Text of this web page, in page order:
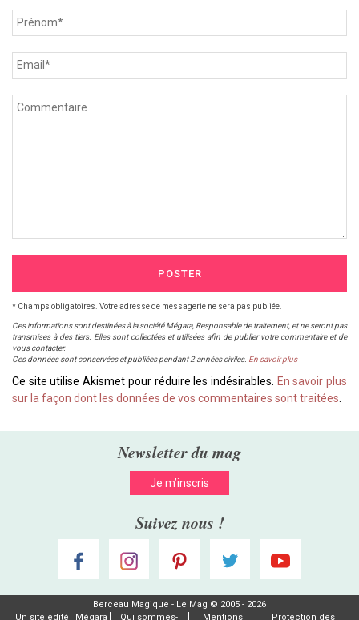
POSTER
* Champs obligatoires. Votre adresse de messagerie ne sera pas publiée.
Ces informations sont destinées à la société Mégara, Responsable de traitement, et ne seront pas
transmises à des tiers. Elles sont collectées et utilisées afin de publier votre commentaire et de
vous contacter.
Ces données sont conservées et publiées pendant 2 années civiles. En savoir plus
Ce site utilise Akismet pour réduire les indésirables. En savoir plus
sur la façon dont les données de vos commentaires sont traitées.
Newsletter du mag
Je m’inscris
Suivez nous !
Berceau Magique - Le Mag © 2005 - 2026
Un site édité
Mégara Qui sommes- Mentions Protection des